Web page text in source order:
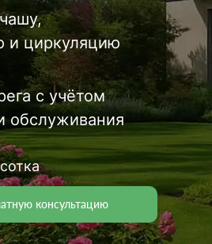
и циркуляцию
с учётом
обслуживания
консультацию